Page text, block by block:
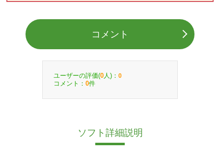
コメント
ユーザーの評価(0 人)： 0
コメント： 0件
ソフト詳細説明